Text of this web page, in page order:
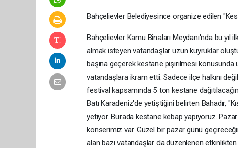
Bahçelievler Belediyesince organize edilen
Bahçelievler Kamu Binaları Meydanı'nda bu
almak isteyen vatandaşlar uzun kuyruklar
başına geçerek kestane pişirilmesi konusunda
vatandaşlara ikram etti. Sadece ilçe halkını
festival kapsamında 5 ton kestane
Batı Karadeniz'de yetiştiğini belirten Bahadır,
yetiyor. Burada kestane kebap yapıyoruz.
konserimiz var. Güzel bir pazar günü
alan bazı vatandaşlar da düzenlenen